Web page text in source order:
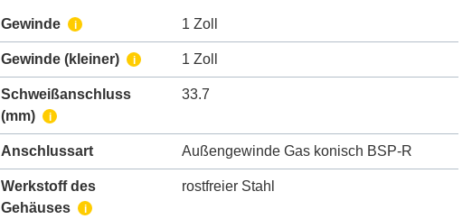
Gewinde i 1 Zoll
Gewinde (kleiner) i 1 Zoll
Schweißanschluss
(mm)
i
33.7
Anschlussart Außengewinde Gas konisch BSP-R
Werkstoff des
Gehäuses
i
rostfreier Stahl